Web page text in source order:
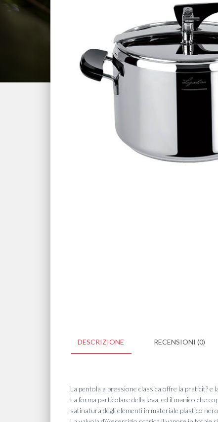
DESCRIZIONE RECENSIONI (0)
La pentola a pressione classica offre la praticit?
La forma particolare della leva, ed il manico che
satinatura degli elementi in materiale plastico